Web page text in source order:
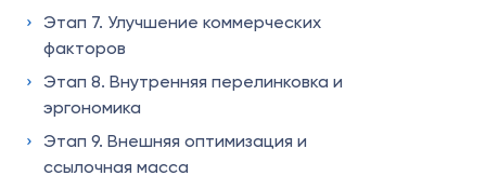
Этап 7. Улучшение коммерческих
факторов
Этап 8. Внутренняя перелинковка и
эргономика
Этап 9. Внешняя оптимизация и
ссылочная масса